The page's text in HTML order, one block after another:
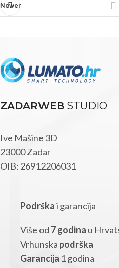
Newer
ZADARWEB STUDIO
Ive Mašine 3D
23000 Zadar
OIB: 26912206031
Podrškai garancija
Više od 7 godina u
Vrhunska podrška
Garancija 1 godina